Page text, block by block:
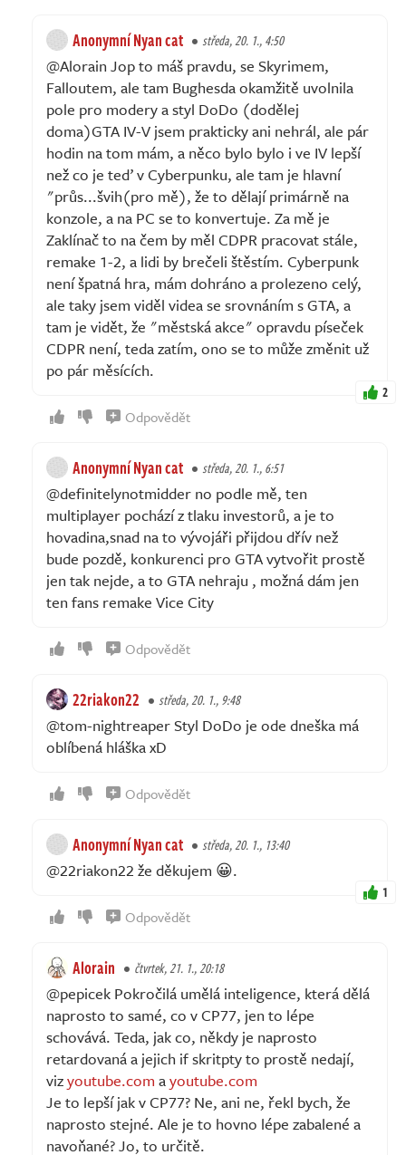
Anonymní Nyan cat středa, 20. 1., 4:50
@Alorain Jop to máš pravdu, se Skyrimem,
Falloutem, ale tam Bughesda okamžitě uvolnila
pole pro modery a styl DoDo (dodělej
doma)GTA IV-V jsem prakticky ani nehrál, ale pár
hodin na tom mám, a něco bylo bylo i ve IV lepší
než co je teď v Cyberpunku, ale tam je hlavní
"průs...švih(pro mě), že to dělají primárně na
konzole, a na PC se to konvertuje. Za mě je
Zaklínač to na čem by měl CDPR pracovat stále,
remake 1-2, a lidi by brečeli štěstím. Cyberpunk
není špatná hra, mám dohráno a prolezeno celý,
ale taky jsem viděl videa se srovnáním s GTA, a
tam je vidět, že "městská akce" opravdu píseček
CDPR není, teda zatím, ono se to může změnit už
po pár měsících.
2
Odpovědět
Anonymní Nyan cat středa, 20. 1., 6:51
@definitelynotmidder no podle mě, ten
multiplayer pochází z tlaku investorů, a je to
hovadina,snad na to vývojáři přijdou dřív než
bude pozdě, konkurenci pro GTA vytvořit prostě
jen tak nejde, a to GTA nehraju , možná dám jen
ten fans remake Vice City
Odpovědět
22riakon22 středa, 20. 1., 9:48
@tom-nightreaper Styl DoDo je ode dneška má
oblíbená hláška xD
Odpovědět
Anonymní Nyan cat středa, 20. 1., 13:40
@22riakon22 že děkujem 😀.
1
Odpovědět
Alorain čtvrtek, 21. 1., 20:18
@pepicek Pokročilá umělá inteligence, která dělá
naprosto to samé, co v CP77, jen to lépe
schovává. Teda, jak co, někdy je naprosto
retardovaná a jejich if skritpty to prostě nedají,
vizyoutube.com ayoutube.com
Je to lepší jak v CP77? Ne, ani ne, řekl bych, že
naprosto stejné. Ale je to hovno lépe zabalené a
navoňané? Jo, to určitě.